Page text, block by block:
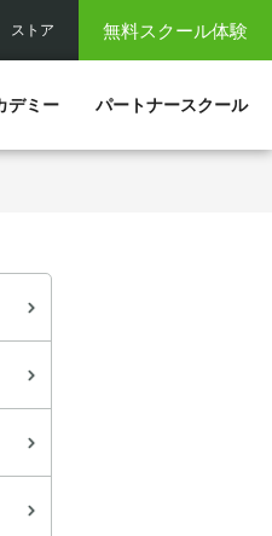
無料スクール体験
ストア
デミー パートナースクール